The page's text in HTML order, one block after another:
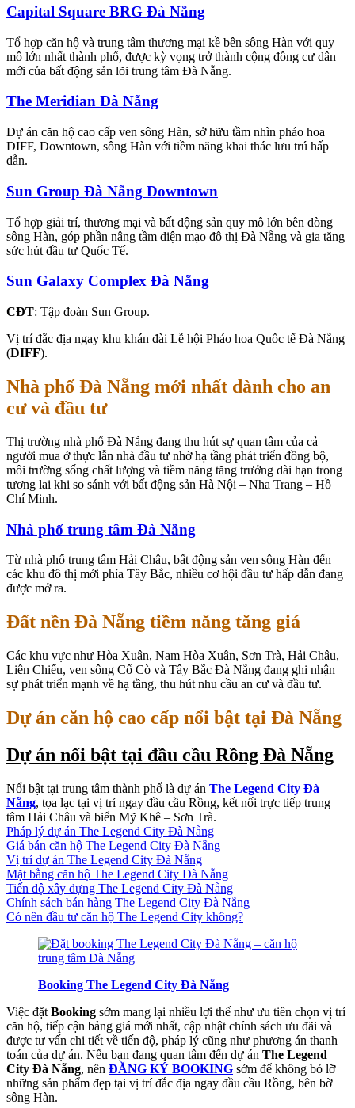
Capital Square BRG Đà Nẵng
Tổ hợp căn hộ và trung tâm thương mại kề bên sông Hàn với quy
mô lớn nhất thành phố, được kỳ vọng trở thành cộng đồng cư dân
mới của bất động sản lõi trung tâm Đà Nẵng.
The Meridian Đà Nẵng
Dự án căn hộ cao cấp ven sông Hàn, sở hữu tầm nhìn pháo hoa
DIFF, Downtown, sông Hàn với tiềm năng khai thác lưu trú hấp
dẫn.
Sun Group Đà Nẵng Downtown
Tổ hợp giải trí, thương mại và bất động sản quy mô lớn bên dòng
sông Hàn, góp phần nâng tầm diện mạo đô thị Đà Nẵng và gia tăng
sức hút đầu tư Quốc Tế.
Sun Galaxy Complex Đà Nẵng
CĐT: Tập đoàn Sun Group.
Vị trí đắc địa ngay khu khán đài Lễ hội Pháo hoa Quốc tế Đà Nẵng
(DIFF).
Nhà phố Đà Nẵng mới nhất dành cho an
cư và đầu tư
Thị trường nhà phố Đà Nẵng đang thu hút sự quan tâm của cả
người mua ở thực lẫn nhà đầu tư nhờ hạ tầng phát triển đồng bộ,
môi trường sống chất lượng và tiềm năng tăng trưởng dài hạn trong
tương lai khi so sánh với bất động sản Hà Nội – Nha Trang – Hồ
Chí Minh.
Nhà phố trung tâm Đà Nẵng
Từ nhà phố trung tâm Hải Châu, bất động sản ven sông Hàn đến
các khu đô thị mới phía Tây Bắc, nhiều cơ hội đầu tư hấp dẫn đang
được mở ra.
Đất nền Đà Nẵng tiềm năng tăng giá
Các khu vực như Hòa Xuân, Nam Hòa Xuân, Sơn Trà, Hải Châu,
Liên Chiểu, ven sông Cổ Cò và Tây Bắc Đà Nẵng đang ghi nhận
sự phát triển mạnh về hạ tầng, thu hút nhu cầu an cư và đầu tư.
Dự án căn hộ cao cấp nổi bật tại Đà Nẵng
Dự án nổi bật tại đầu cầu Rồng Đà Nẵng
Nổi bật tại trung tâm thành phố là dự án The Legend City Đà
Nẵng, tọa lạc tại vị trí ngay đầu cầu Rồng, kết nối trực tiếp trung
tâm Hải Châu và biển Mỹ Khê – Sơn Trà.
Pháp lý dự án The Legend City Đà Nẵng
Giá bán căn hộ The Legend City Đà Nẵng
Vị trí dự án The Legend City Đà Nẵng
Mặt bằng căn hộ The Legend City Đà Nẵng
Tiến độ xây dựng The Legend City Đà Nẵng
Chính sách bán hàng The Legend City Đà Nẵng
Có nên đầu tư căn hộ The Legend City không?
Booking The Legend City Đà Nẵng
Việc đặt Booking sớm mang lại nhiều lợi thế như ưu tiên chọn vị trí
căn hộ, tiếp cận bảng giá mới nhất, cập nhật chính sách ưu đãi và
được tư vấn chi tiết về tiến độ, pháp lý cũng như phương án thanh
toán của dự án. Nếu bạn đang quan tâm đến dự án The Legend
City Đà Nẵng, nên ĐĂNG KÝ BOOKING sớm để không bỏ lỡ
những sản phẩm đẹp tại vị trí đắc địa ngay đầu cầu Rồng, bên bờ
sông Hàn.